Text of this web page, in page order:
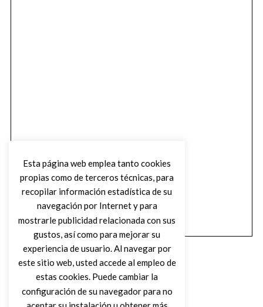
Esta página web emplea tanto cookies
propias como de terceros técnicas, para
recopilar información estadística de su
navegación por Internet y para
mostrarle publicidad relacionada con sus
gustos, así como para mejorar su
experiencia de usuario. Al navegar por
este sitio web, usted accede al empleo de
estas cookies. Puede cambiar la
configuración de su navegador para no